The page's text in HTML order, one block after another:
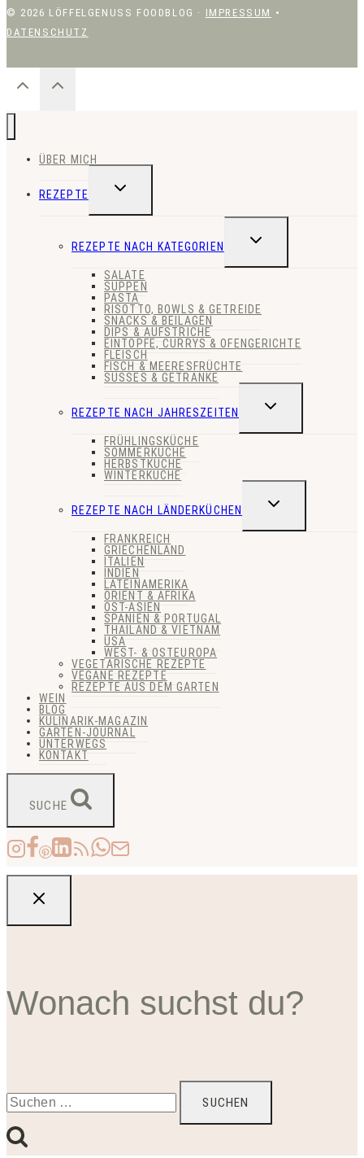
© 2026 LÖFFELGENUSS FOODBLOG · IMPRESSUM •
DATENSCHUTZ
ÜBER MICH
REZEPTE
UNTERMENÜ
REZEPTE NACH KATEGORIEN
UNTERMENÜ
SALATE
SUPPEN
PASTA
RISOTTO, BOWLS & GETREIDE
SNACKS & BEILAGEN
DIPS & AUFSTRICHE
EINTÖPFE, CURRYS & OFENGERICHTE
FLEISCH
FISCH & MEERESFRÜCHTE
SÜSSES & GETRÄNKE
REZEPTE NACH JAHRESZEITEN
UNTERMENÜ
FRÜHLINGSKÜCHE
SOMMERKÜCHE
HERBSTKÜCHE
WINTERKÜCHE
REZEPTE NACH LÄNDERKÜCHEN
UNTERMENÜ
FRANKREICH
GRIECHENLAND
ITALIEN
INDIEN
LATEINAMERIKA
ORIENT & AFRIKA
OST-ASIEN
SPANIEN & PORTUGAL
THAILAND & VIETNAM
USA
WEST- & OSTEUROPA
VEGETARISCHE REZEPTE
VEGANE REZEPTE
REZEPTE AUS DEM GARTEN
WEIN
BLOG
KULINARIK-MAGAZIN
GARTEN-JOURNAL
UNTERWEGS
KONTAKT
SUCHE
Wonach suchst du?
Suchen
nach: